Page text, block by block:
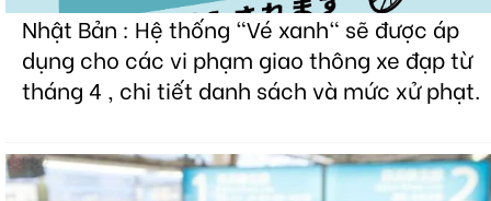
Nhật Bản : Hệ thống "Vé xanh" sẽ được áp
dụng cho các vi phạm giao thông xe đạp từ
tháng 4 , chi tiết danh sách và mức xử phạt.